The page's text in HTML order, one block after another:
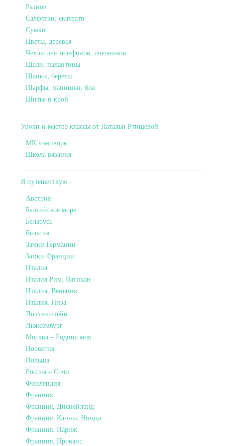
Разное
Салфетки, скатерти
Сумки
Цветы, деревья
Чехлы для телефонов, очечников
Шали, палантины
Шапки, береты
Шарфы, манишки, боа
Шитье и крой
Уроки и мастер классы от Натальи Ртищевой
МК лэмпворк
Школа вязания
Я путешествую
Австрия
Балтийское море
Беларусь
Бельгия
Замки Германии
Замки Франции
Италия
Италия Рим, Ватикан
Италия, Венеция
Италия, Пиза
Лихтенштейн
Люксембург
Москва – Родина моя
Норвегия
Польша
Россия – Сочи
Финляндия
Франция
Франция, Диснейленд
Франция, Канны, Ницца
Франция, Париж
Франция, Прованс